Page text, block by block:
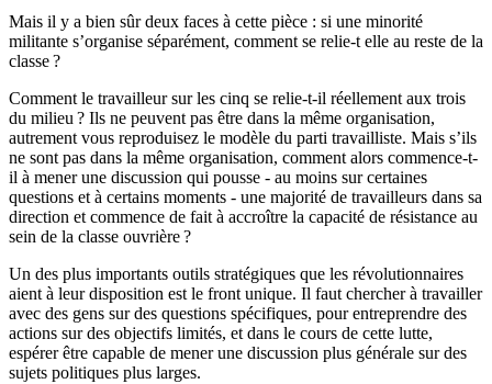
Mais il y a bien sûr deux faces à cette pièce : si une minorité
militante s’organise séparément, comment se relie-t elle au reste de la
classe?
Comment le travailleur sur les cinq se relie-t-il réellement aux trois
du milieu ? Ils ne peuvent pas être dans la même organisation,
autrement vous reproduisez le modèle du parti travailliste. Mais s’ils
ne sont pas dans la même organisation, comment alors commence-t-
il à mener une discussion qui pousse - au moins sur certaines
questions et à certains moments - une majorité de travailleurs dans sa
direction et commence de fait à accroître la capacité de résistance au
sein de la classe ouvrière?
Un des plus importants outils stratégiques que les révolutionnaires
aient à leur disposition est le front unique. Il faut chercher à travailler
avec des gens sur des questions spécifiques, pour entreprendre des
actions sur des objectifs limités, et dans le cours de cette lutte,
espérer être capable de mener une discussion plus générale sur des
sujets politiques plus larges.